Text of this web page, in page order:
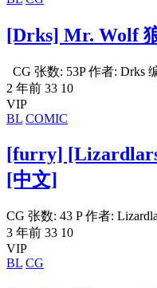
[Drks] Mr. Wolf
CG 张数: 53P 作者: Drks
2 年前 33 10
VIP
BL COMIC
[furry]
[中文]
CG 张数: 43 P 作者:
3 年前 33 10
VIP
BL CG